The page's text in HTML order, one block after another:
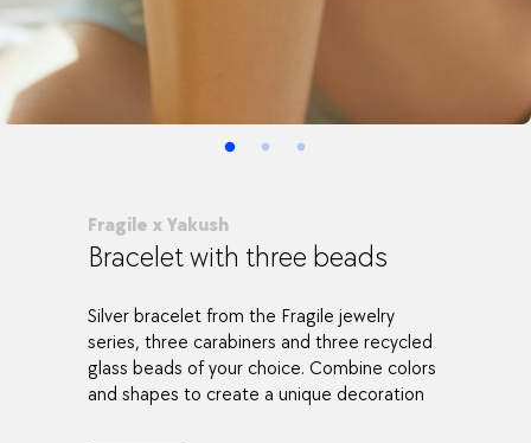
Fragile x Yakush
Bracelet with three beads
Silver bracelet from the Fragile jewelry
series, three carabiners and three recycled
glass beads of your choice. Combine colors
and shapes to create a unique decoration